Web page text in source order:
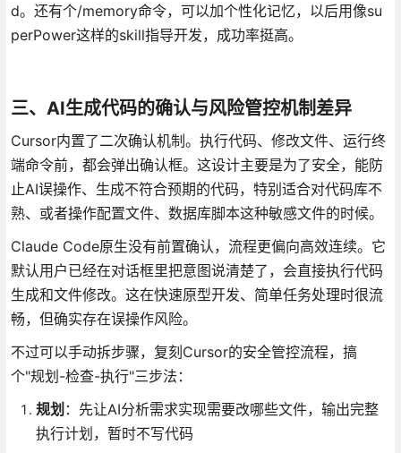
d。还有个/memory命令，可以加个性化记忆，以后用像su
perPower这样的skill指导开发，成功率挺高。
三、AI生成代码的确认与风险管控机制差异
Cursor内置了二次确认机制。执行代码、修改文件、运行终
端命令前，都会弹出确认框。这设计主要是为了安全，能防
止AI误操作、生成不符合预期的代码，特别适合对代码库不
熟、或者操作配置文件、数据库脚本这种敏感文件的时候。
Claude Code原生没有前置确认，流程更偏向高效连续。它
默认用户已经在对话框里把意图说清楚了，会直接执行代码
生成和文件修改。这在快速原型开发、简单任务处理时很流
畅，但确实存在误操作风险。
不过可以手动拆步骤，复刻Cursor的安全管控流程，搞
个"规划-检查-执行"三步法：
规划 ：先让AI分析需求实现需要改哪些文件，输出完整
执行计划，暂时不写代码